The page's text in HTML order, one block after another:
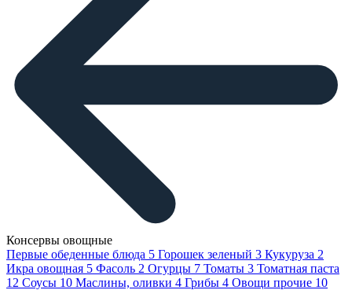
Консервы овощные
Первые обеденные блюда 5 Горошек зеленый 3 Кукуруза 2
Икра овощная 5 Фасоль 2 Огурцы 7 Томаты 3 Томатная паста
12 Соусы 10 Маслины, оливки 4 Грибы 4 Овощи прочие 10